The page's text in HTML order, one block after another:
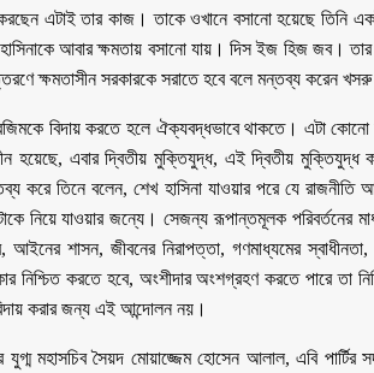
এটাই তার কাজ। তাকে ওখানে বসানো হয়েছে তিনি
আবার ক্ষমতায় বসানো যায়। দিস ইজ হিজ জব।
ক্ষমতাসীন সরকারকে সরাতে হবে বলে মন্তব্য করেন
বিদায় করতে হলে ঐক্যবদ্ধভাবে থাকতে। এটা কোনো
হয়েছে, এবার দ্বিতীয় মুক্তিযুদ্ধ, এই দ্বিতীয় মুক্তিযুদ্ধ
করে তিনে বলেন, শেখ হাসিনা যাওয়ার পরে যে
নিয়ে যাওয়ার জন্যে। সেজন্য রূপান্তমূলক পরিবর্তনের
শাসন, জীবনের নিরাপত্তা, গণমাধ্যমের স্বাধীনতা,
নিশ্চিত করতে হবে, অংশীদার অংশগ্রহণ করতে পারে তা
করার জন্য এই আন্দোলন নয়।
মহাসচিব সৈয়দ মোয়াজ্জেম হোসেন আলাল, এবি পার্টির